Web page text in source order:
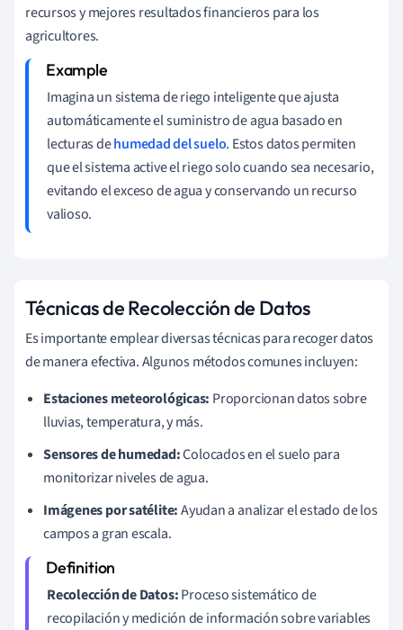
recursos y mejores resultados financieros para los
agricultores.
Imagina un sistema de riego inteligente que ajusta
automáticamente el suministro de agua basado en
lecturas dehumedad del suelo. Estos datos permiten
que el sistema active el riego solo cuando sea necesario,
evitando el exceso de agua y conservando un recurso
valioso.
Técnicas de Recolección de Datos
Es importante emplear diversas técnicas para recoger datos
de manera efectiva. Algunos métodos comunes incluyen:
Estaciones meteorológicas: Proporcionan datos sobre
lluvias, temperatura, y más.
Sensores de humedad:Colocados en el suelo para
monitorizar niveles de agua.
Imágenes por satélite:Ayudan a analizar el estado de los
campos a gran escala.
Recolección de Datos:Proceso sistemático de
recopilación y medición de información sobre variables